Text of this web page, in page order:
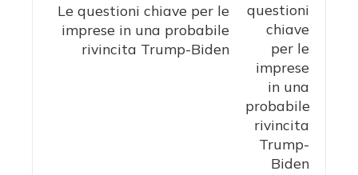
Le questioni chiave per le
imprese in una probabile
rivincita Trump-Biden